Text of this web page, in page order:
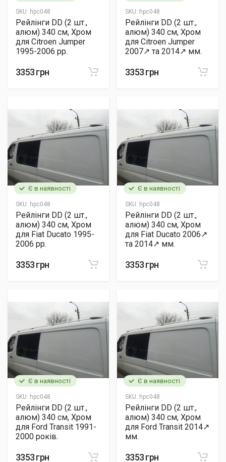
SKU: hpc048
Рейлінги DD (2 шт.,
алюм) 340 см, Хром
для Citroen Jumper
1995-2006 рр.
3353 грн
SKU: hpc048
Рейлінги DD (2 шт.,
алюм) 340 см, Хром
для Citroen Jumper
2007↗ та 2014↗ мм.
3353 грн
Є в наявності
SKU: hpc048
Рейлінги DD (2 шт.,
алюм) 340 см, Хром
для Fiat Ducato 1995-
2006 рр.
3353 грн
Є в наявності
SKU: hpc048
Рейлінги DD (2 шт.,
алюм) 340 см, Хром
для Fiat Ducato 2006↗
та 2014↗ мм.
3353 грн
Є в наявності
SKU: hpc048
Рейлінги DD (2 шт.,
алюм) 340 см, Хром
для Ford Transit 1991-
2000 років.
3353 грн
Є в наявності
SKU: hpc048
Рейлінги DD (2 шт.,
алюм) 340 см, Хром
для Ford Transit 2014↗
мм.
3353 грн